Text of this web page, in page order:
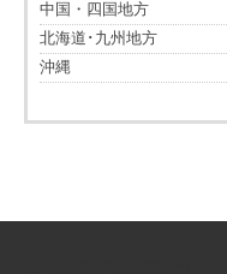
中国・四国地方
北海道･九州地方
沖縄